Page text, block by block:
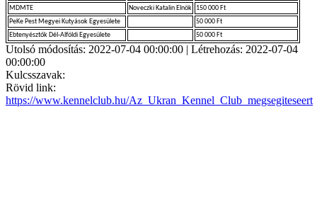
MDMTE
Noveczki Katalin Elnök
150 000 Ft
PeKe Pest Megyei Kutyások Egyesülete
50 000 Ft
Ebtenyésztők Dél-Alföldi Egyesülete
50 000 Ft
Utolsó módosítás: 2022-07-04 00:00:00 | Létrehozás: 2022-07-04
00:00:00
Kulcsszavak:
Rövid link:
https://www.kennelclub.hu/Az_Ukran_Kennel_Club_megsegiteseert